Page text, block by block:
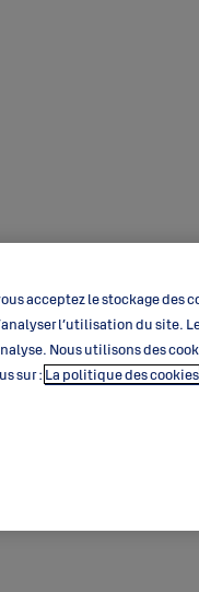
acceptez le stockage
l’utilisation du site.
Nous utilisons des
sur : La politique des cookies